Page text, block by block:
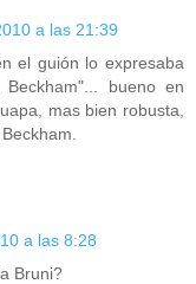
a las 21:39
el guión lo expresaba
bueno en
mas bien robusta,
a las 8:28
Bruni?